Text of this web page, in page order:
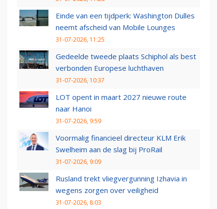
Einde van een tijdperk: Washington Dulles
neemt afscheid van Mobile Lounges
31-07-2026, 11:25
Gedeelde tweede plaats Schiphol als best
verbonden Europese luchthaven
31-07-2026, 10:37
LOT opent in maart 2027 nieuwe route
naar Hanoi
31-07-2026, 9:59
Voormalig financieel directeur KLM Erik
Swelheim aan de slag bij ProRail
31-07-2026, 9:09
Rusland trekt vliegvergunning Izhavia in
wegens zorgen over veiligheid
31-07-2026, 8:03